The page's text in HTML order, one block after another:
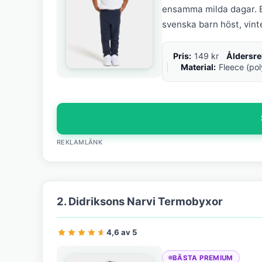
ensamma milda
svenska barn höst,
Pris: 149 kr
Material: Fleece
REKLAMLÄNK
2. Didriksons Narvi Termobyxor
4,6 av 5
BÄSTA PREMIUM